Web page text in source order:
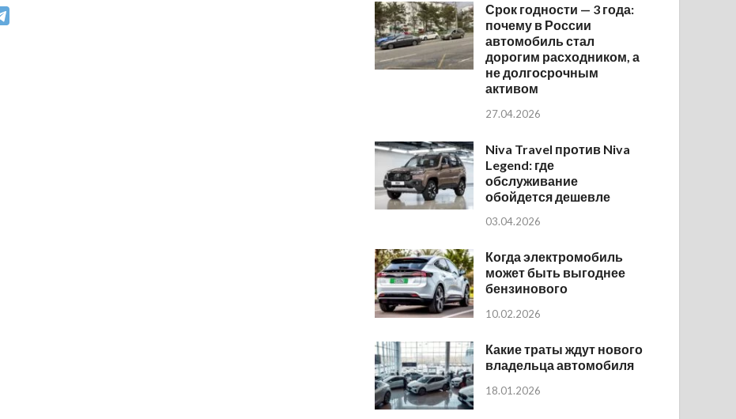
Срок годности — 3 года:
почему в России
автомобиль стал
дорогим расходником, а
не долгосрочным
активом
27.04.2026
Niva Travel против Niva
Legend: где
обслуживание
обойдется дешевле
03.04.2026
Когда электромобиль
может быть выгоднее
бензинового
10.02.2026
Какие траты ждут нового
владельца автомобиля
18.01.2026